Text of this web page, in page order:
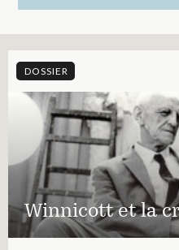
DOSSIER
Winnicott et la